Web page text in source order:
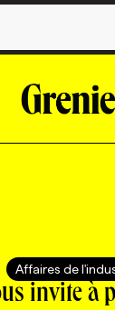
LES
Affaires de
invite à